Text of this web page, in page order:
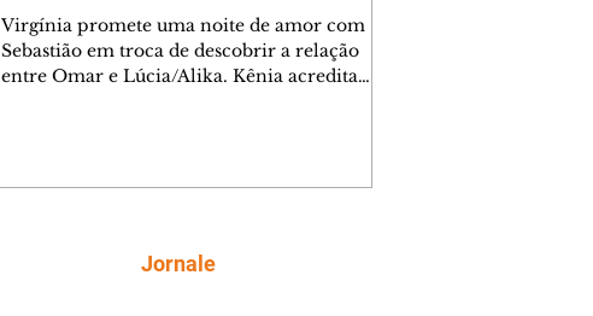
Virgínia promete uma noite de amor com
Sebastião em troca de descobrir a relação
entre Omar e Lúcia/Alika. Kênia acredita
comentam sobre a possível jazida de
tungstênio na região. Virgínia provoca
Jornale